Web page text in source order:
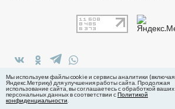
в Яндекс.Дзен
Мы используем файлы cookie и сервисы аналитики (включая
Яндекс.Метрику) для улучшения работы сайта. Продолжая
использование сайта, вы соглашаетесь с обработкой ваших
персональных данных в соответствии сПолитикой
конфиденциальности